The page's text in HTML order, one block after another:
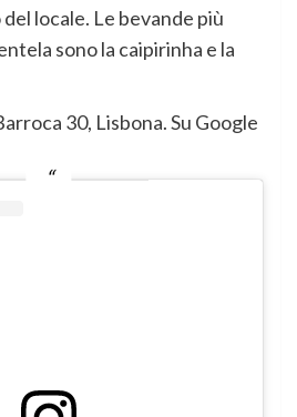
locale. Le bevande più
sono la caipirinha e la
30, Lisbona. Su Google